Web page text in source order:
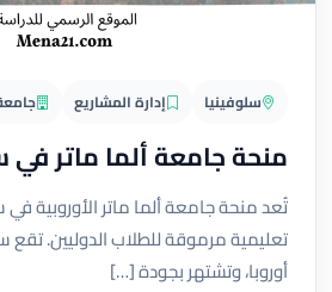
سلوفينيا إدارة المشاريع
منحة جامعة ألما ماتر في
تُعد منحة جامعة ألما ماتر الأوروبية
تعليمية مرموقة للطلاب الدوليين.
أوروبا، وتشتهر بجودة […]